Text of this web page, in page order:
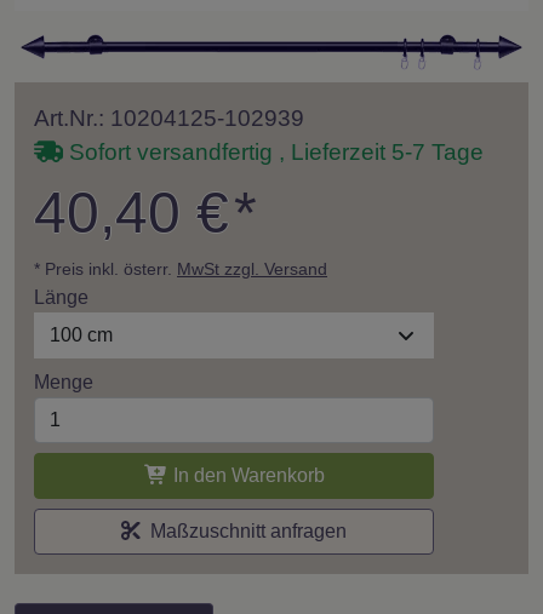
Art.Nr.: 10204125-102939
Sofort versandfertig , Lieferzeit 5-7 Tage
40,40 €*
* Preis inkl. österr. MwSt zzgl. Versand
Länge
100 cm
Menge
In den Warenkorb
Maßzuschnitt anfragen